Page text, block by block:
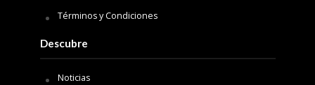
Términos y Condiciones
Descubre
Noticias